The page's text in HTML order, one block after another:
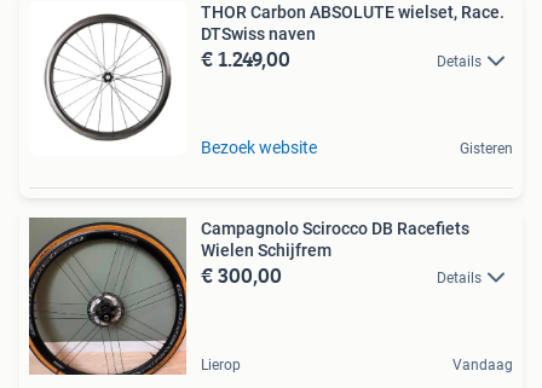
THOR Carbon ABSOLUTE wielset, Race.
DTSwiss naven
€ 1.249,00 Details
Bezoek website Gisteren
Campagnolo Scirocco DB Racefiets
Wielen Schijfrem
€ 300,00 Details
Lierop Vandaag